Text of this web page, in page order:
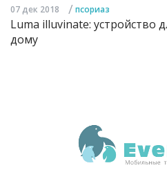
07 дек 2018 / псориаз
Luma illuvinate: устройство
дому